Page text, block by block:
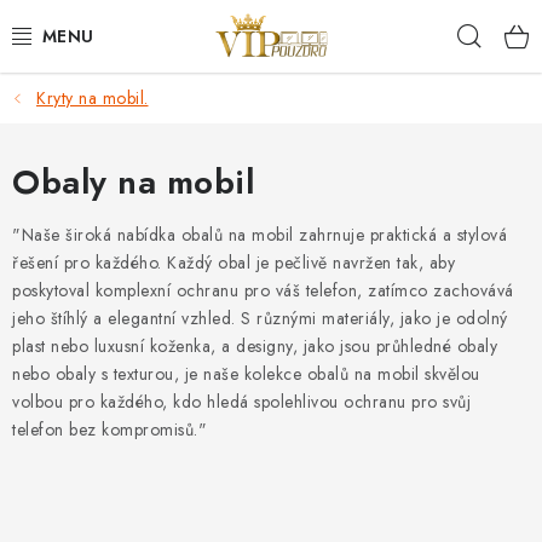
na
KRYTY NA MOBIL.
OCHRANA DISPLEJE - SKLO A FÓLIE
KABELY A NABÍJEČKY
SLUCHÁTKA
DRŽÁKY A STOJÁNKY
DOPLŇKY
Kryty na mobil.
Obaly na mobil
"Naše široká nabídka obalů na mobil zahrnuje praktická a stylová
řešení pro každého. Každý obal je pečlivě navržen tak, aby
poskytoval komplexní ochranu pro váš telefon, zatímco zachovává
jeho štíhlý a elegantní vzhled. S různými materiály, jako je odolný
plast nebo luxusní koženka, a designy, jako jsou průhledné obaly
nebo obaly s texturou, je naše kolekce obalů na mobil skvělou
volbou pro každého, kdo hledá spolehlivou ochranu pro svůj
telefon bez kompromisů."